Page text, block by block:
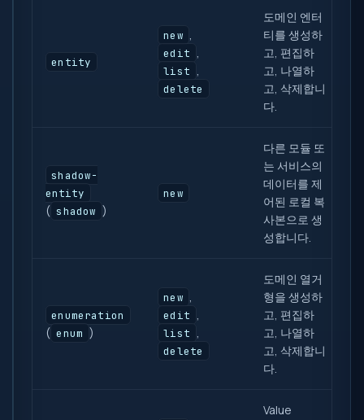
entity
new
edit
list
delete
도메인 엔터
티를 생성하
고, 편집하
고, 나열하
고, 삭제합니
다.
shadow-
entity
( shadow )
new
다른 모듈 또
는 서비스의
데이터를 제
어된 로컬 복
사본으로 생
성합니다.
enumeration
( enum )
new
edit
list
delete
도메인 열거
형을 생성하
고, 편집하
고, 나열하
고, 삭제합니
다.
Value